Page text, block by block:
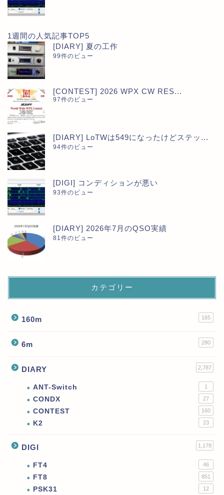
1週間の人気記事TOP5
[DIARY] 夏の工作
99件のビュー
[CONTEST] 2026 WPX CW RES...
97件のビュー
[DIARY] LoTWは549になったけどステッ...
94件のビュー
[DIGI] コンディションが悪い
93件のビュー
[DIARY] 2026年7月のQSO実績
81件のビュー
カテゴリー
160m 165
6m 280
DIARY 2,787
ANT-Switch 1
CONDX 27
CONTEST 160
K2 23
DIGI 1,178
FT4 46
FT8 851
PSK31 12